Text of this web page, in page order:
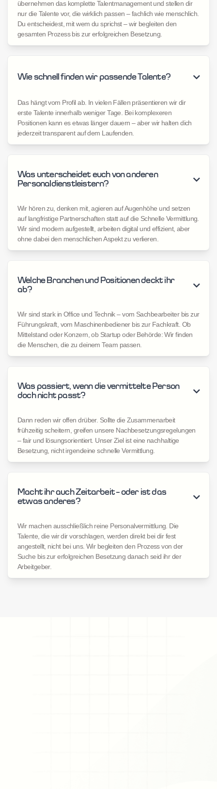
übernehmen das komplette Talentmanagement und stellen dir
nur die Talente vor, die wirklich passen – fachlich wie menschlich.
Du entscheidest, mit wem du sprichst – wir begleiten den
gesamten Prozess bis zur erfolgreichen Besetzung.
Wie schnell finden wir passende Talente? 
Das hängt vom Profil ab. In vielen Fällen präsentieren wir dir
erste Talente innerhalb weniger Tage. Bei komplexeren
Positionen kann es etwas länger dauern – aber wir halten dich
jederzeit transparent auf dem Laufenden.
Was unterscheidet euch von anderen
Personaldienstleistern?

Wir hören zu, denken mit, agieren auf Augenhöhe und setzen
auf langfristige Partnerschaften statt auf die Schnelle Vermittlung.
Wir sind modern aufgestellt, arbeiten digital und effizient, aber
ohne dabei den menschlichen Aspekt zu verlieren.
Welche Branchen und Positionen deckt ihr
ab?

Wir sind stark in Office und Technik – vom Sachbearbeiter bis zur
Führungskraft, vom Maschinenbediener bis zur Fachkraft. Ob
Mittelstand oder Konzern, ob Startup oder Behörde: Wir finden
die Menschen, die zu deinem Team passen.
Was passiert, wenn die vermittelte Person
doch nicht passt?

Dann reden wir offen drüber. Sollte die Zusammenarbeit
frühzeitig scheitern, greifen unsere Nachbesetzungsregelungen
– fair und lösungsorientiert. Unser Ziel ist eine nachhaltige
Besetzung, nicht irgendeine schnelle Vermittlung.
Macht ihr auch Zeitarbeit – oder ist das
etwas anderes?

Wir machen ausschließlich reine Personalvermittlung. Die
Talente, die wir dir vorschlagen, werden direkt bei dir fest
angestellt, nicht bei uns. Wir begleiten den Prozess von der
Suche bis zur erfolgreichen Besetzung danach seid ihr der
Arbeitgeber.